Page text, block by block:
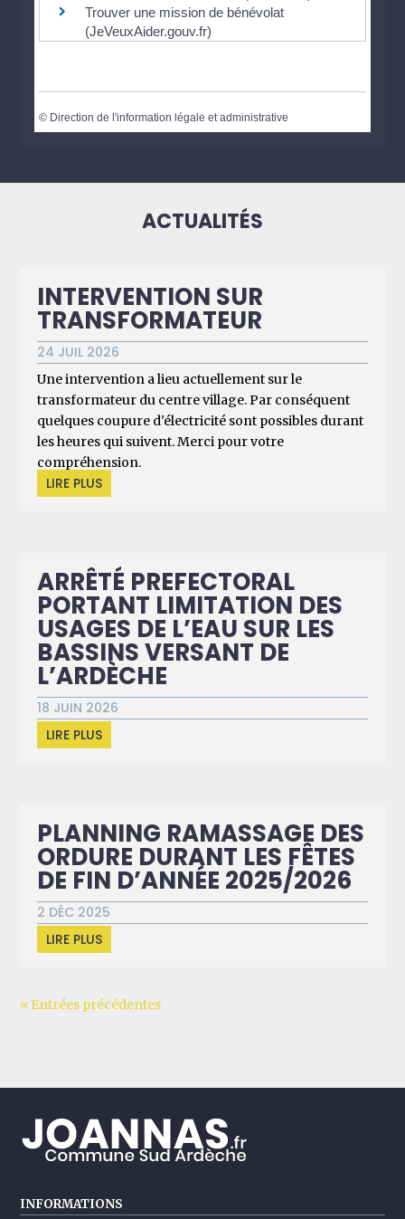
Trouver une mission de bénévolat
(JeVeuxAider.gouv.fr)
© Direction de l'information légale et administrative
ACTUALITÉS
INTERVENTION SUR
TRANSFORMATEUR
24 JUIL 2026
Une intervention a lieu actuellement sur le
transformateur du centre village. Par conséquent
quelques coupure d'électricité sont possibles durant
les heures qui suivent. Merci pour votre
compréhension.
LIRE PLUS
ARRÊTÉ PREFECTORAL
PORTANT LIMITATION DES
USAGES DE L’EAU SUR LES
BASSINS VERSANT DE
L’ARDÈCHE
18 JUIN 2026
LIRE PLUS
PLANNING RAMASSAGE DES
ORDURE DURANT LES FÊTES
DE FIN D’ANNÉE 2025/2026
2 DÉC 2025
LIRE PLUS
« Entrées précédentes
INFORMATIONS